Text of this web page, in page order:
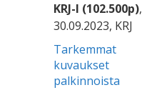
KRJ-I (102.500p),
30.09.2023, KRJ
Tarkemmat
kuvaukset
palkinnoista